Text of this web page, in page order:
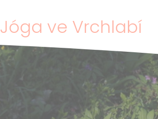
Jóga ve Vrchlabí